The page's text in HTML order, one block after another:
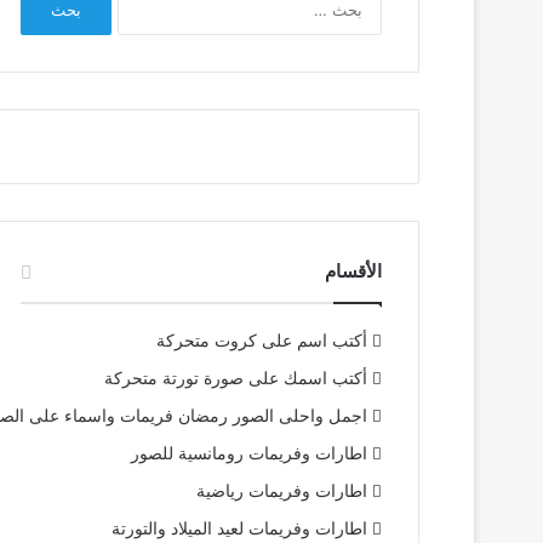
الأقسام
أكتب اسم على كروت متحركة
أكتب اسمك على صورة تورتة متحركة
اجمل واحلى الصور رمضان فريمات واسماء على
اطارات وفريمات رومانسية للصور
اطارات وفريمات رياضية
اطارات وفريمات لعيد الميلاد والتورتة